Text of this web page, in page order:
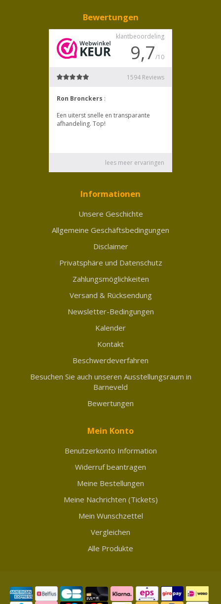
Bewertungen
Informationen
Unsere Geschichte
Allgemeine Geschäftsbedingungen
Disclaimer
Privatsphäre und Datenschutz
Zahlungsmöglichkeiten
Versand & Rücksendung
Newsletter-Bedingungen
Kalender
Kontakt
Beschwerdeverfahren
Besuchen Sie auch unseren Ausstellungsraum in
Barneveld
Bewertungen
Mein Konto
Benutzerkonto Information
Widerruf beantragen
Meine Bestellungen
Meine Nachrichten (Tickets)
Mein Wunschzettel
Vergleichen
Alle Produkte